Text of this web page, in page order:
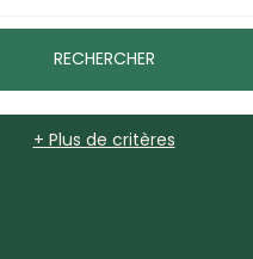
RECHERCHER
+ Plus de critères